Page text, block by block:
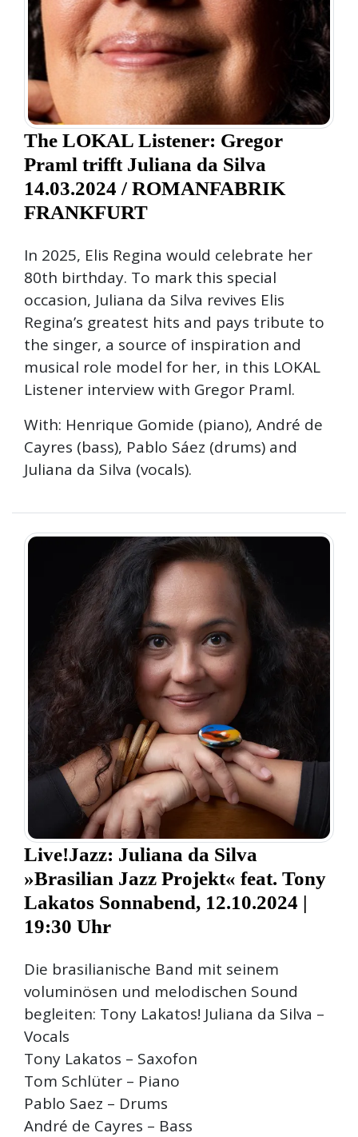
The LOKAL Listener: Gregor
Praml trifft Juliana da Silva
14.03.2024 / ROMANFABRIK
FRANKFURT
In 2025, Elis Regina would celebrate her
80th birthday. To mark this special
occasion, Juliana da Silva revives Elis
Regina’s greatest hits and pays tribute to
the singer, a source of inspiration and
musical role model for her, in this LOKAL
Listener interview with Gregor Praml.
With: Henrique Gomide (piano), André de
Cayres (bass), Pablo Sáez (drums) and
Juliana da Silva (vocals).
Live!Jazz: Juliana da Silva
»Brasilian Jazz Projekt« feat. Tony
Lakatos Sonnabend, 12.10.2024 |
19:30 Uhr
Die brasilianische Band mit seinem
voluminösen und melodischen Sound
begleiten: Tony Lakatos! Juliana da Silva –
Vocals
Tony Lakatos – Saxofon
Tom Schlüter – Piano
Pablo Saez – Drums
André de Cayres – Bass